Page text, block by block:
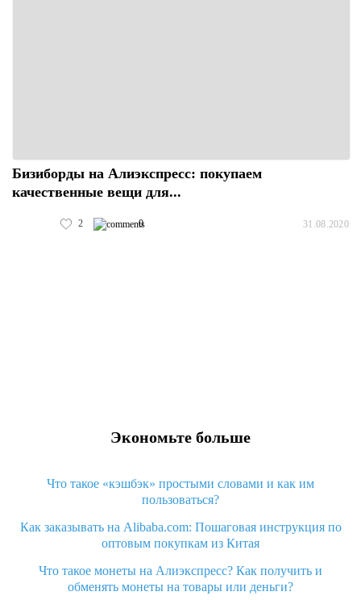
Бизиборды на Алиэкспресс: покупаем
качественные вещи для...
2 0 31.08.2020
Экономьте больше
Что такое «кэшбэк» простыми словами и как им
пользоваться?
Как заказывать на Alibaba.com: Пошаговая инструкция по
оптовым покупкам из Китая
Что такое монеты на Алиэкспресс? Как получить и
обменять монеты на товары или деньги?